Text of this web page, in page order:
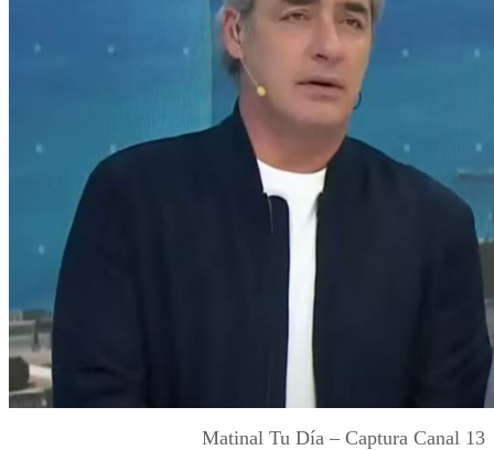
Matinal Tu Día – Captura Canal 13